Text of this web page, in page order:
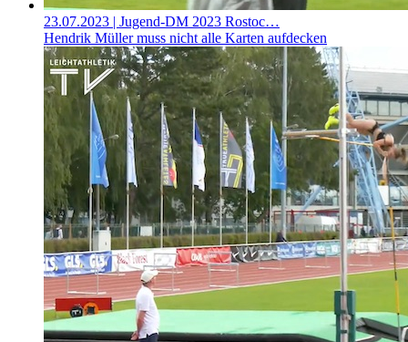
23.07.2023 | Jugend-DM 2023 Rostoc…
Hendrik Müller muss nicht alle Karten aufdecken